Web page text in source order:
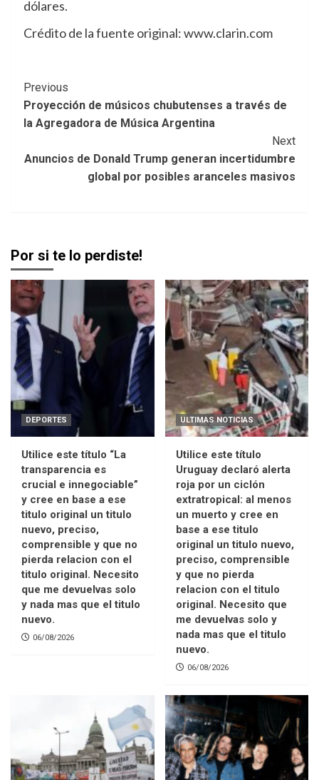
dólares.
Crédito de la fuente original: www.clarin.com
Post
Navigation
Previous
Proyección de músicos chubutenses a través de
la Agregadora de Música Argentina
Next
Anuncios de Donald Trump generan incertidumbre
global por posibles aranceles masivos
Por si te lo perdiste!
DEPORTES
Utilice este título “La
transparencia es
crucial e innegociable”
y cree en base a ese
titulo original un titulo
nuevo, preciso,
comprensible y que no
pierda relacion con el
titulo original. Necesito
que me devuelvas solo
y nada mas que el titulo
nuevo.
06/08/2026
ULTIMAS NOTICIAS
Utilice este título
Uruguay declaró alerta
roja por un ciclón
extratropical: al menos
un muerto y cree en
base a ese titulo
original un titulo nuevo,
preciso, comprensible
y que no pierda
relacion con el titulo
original. Necesito que
me devuelvas solo y
nada mas que el titulo
nuevo.
06/08/2026